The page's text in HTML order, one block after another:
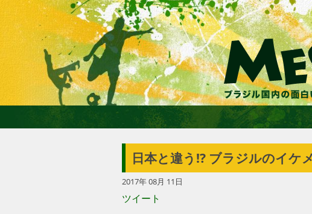
日本と違う!? ブラジルのイケ
2017年 08月 11日
ツイート